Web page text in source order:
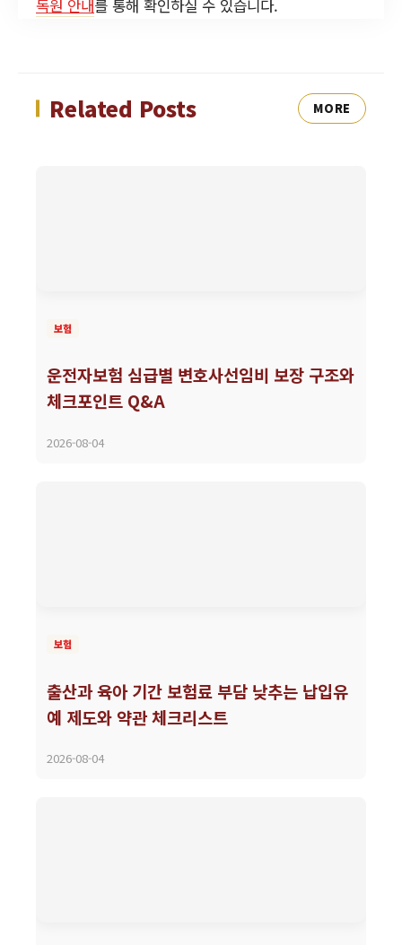
독원 안내를 통해 확인하실 수 있습니다.
Related Posts MORE
보험
운전자보험 심급별 변호사선임비 보장 구조와
체크포인트 Q&A
2026-08-04
보험
출산과 육아 기간 보험료 부담 낮추는 납입유
예 제도와 약관 체크리스트
2026-08-04